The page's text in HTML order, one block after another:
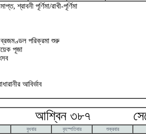
শ্রাবনী পূর্ণিমা/রাখী-পূর্ণিমা
পরিক্রমা শুরু
পূজা
আবির্ভাব
আশ্বিন ৩৮৭
বুধবার বৃহস্পতিবার
শুক্রবার